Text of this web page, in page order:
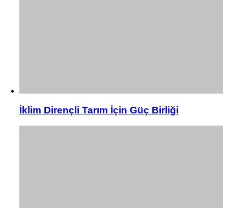
İklim Dirençli Tarım İçin Güç Birliği